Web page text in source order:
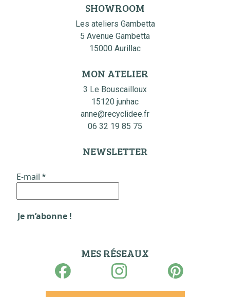
SHOWROOM
Les ateliers Gambetta
5 Avenue Gambetta
15000 Aurillac
MON ATELIER
3 Le Bouscailloux
15120 junhac
anne@recyclidee.fr
06 32 19 85 75
NEWSLETTER
E-mail *
MES RÉSEAUX